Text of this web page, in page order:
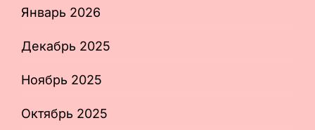
Январь 2026
Декабрь 2025
Ноябрь 2025
Октябрь 2025